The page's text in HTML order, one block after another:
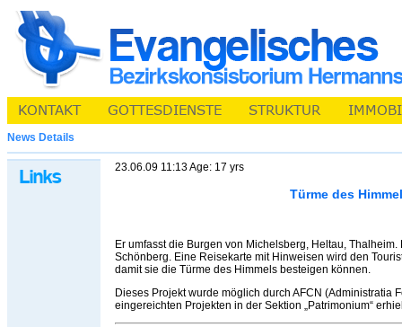
News Details
23.06.09 11:13 Age: 17 yrs
Türme des
Er umfasst die Burgen von Michelsberg, Heltau,
Schönberg. Eine Reisekarte mit Hinweisen wird den
damit sie die Türme des Himmels besteigen können.
Dieses Projekt wurde möglich durch AFCN (Administratia
eingereichten Projekten in der Sektion „Patrimonium“